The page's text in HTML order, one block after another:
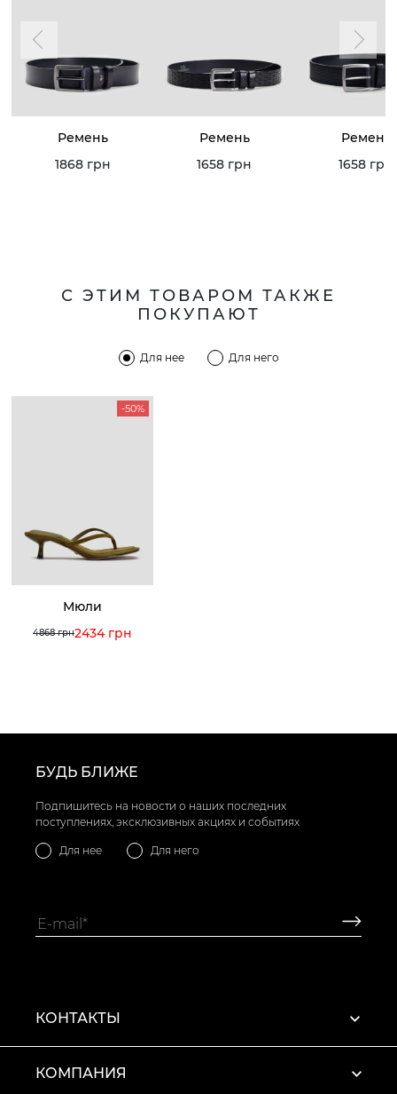
Ремень
1868 грн
Ремень
1658 грн
Ремень
1658 грн
С ЭТИМ ТОВАРОМ ТАКЖЕ
ПОКУПАЮТ
Для нее Для него
-50%
Мюли
4868 грн2434 грн
БУДЬ БЛИЖЕ
Подпишитесь на новости о наших последних
поступлениях, эксклюзивных акциях и событиях
Для нее Для него
КОНТАКТЫ
КОМПАНИЯ